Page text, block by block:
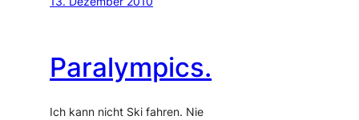
Paralympics.
Ich kann nicht Ski fahren. Nie